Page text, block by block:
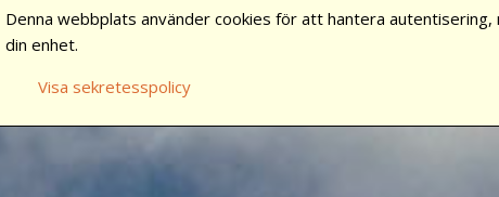
Denna webbplats använder cookies för att hantera
din enhet.
Visa sekretesspolicy